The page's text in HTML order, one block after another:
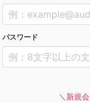
パスワード
＼新規